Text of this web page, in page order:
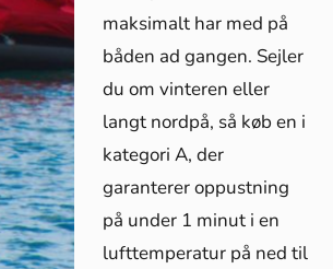
maksimalt har med på
båden ad gangen. Sejler
du om vinteren eller
langt nordpå, så køb en i
kategori A, der
garanterer oppustning
på under 1 minut i en
lufttemperatur på ned til